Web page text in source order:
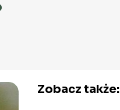
Zobacz także: